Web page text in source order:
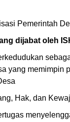
Pemerintah
dijabat oleh
yang memimpin
Hak, dan